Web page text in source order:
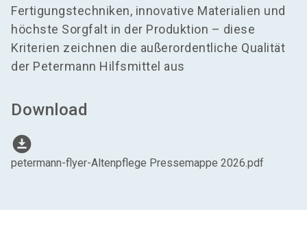
Fertigungstechniken, innovative Materialien und
höchste Sorgfalt in der Produktion – diese
Kriterien zeichnen die außerordentliche Qualität
der Petermann Hilfsmittel aus
Download
download_for_offline
petermann-flyer-Altenpflege Pressemappe 2026.pdf